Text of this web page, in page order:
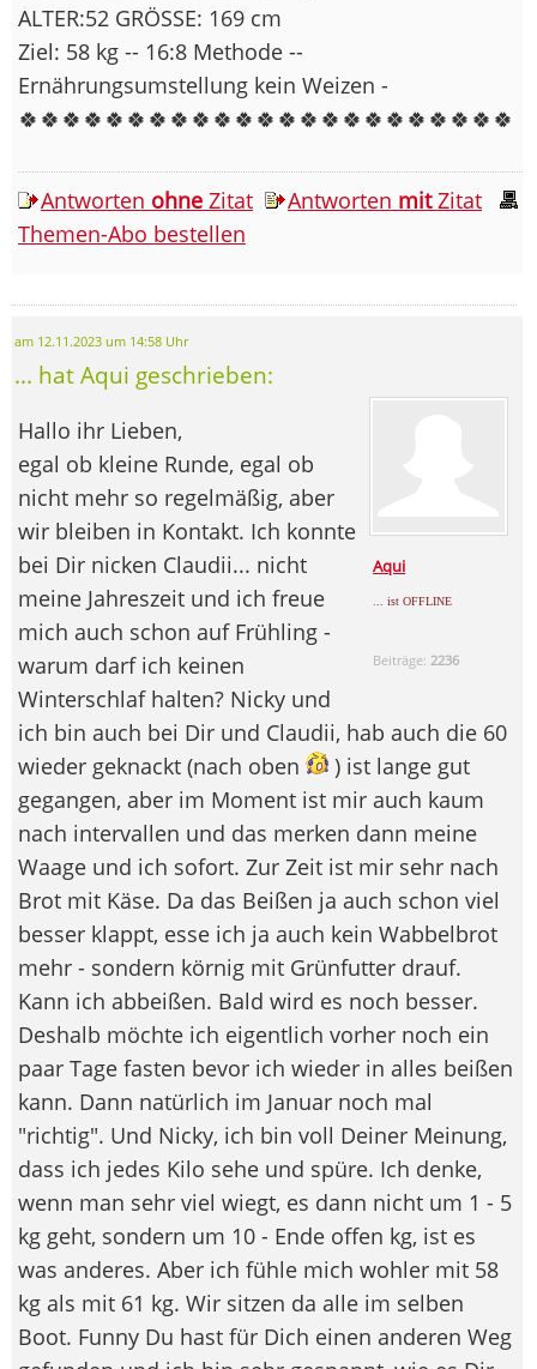
ALTER:52 GRÖSSE: 169 cm
Ziel: 58 kg -- 16:8 Methode --
Ernährungsumstellung kein Weizen -
🍀🍀🍀🍀🍀🍀🍀🍀🍀🍀🍀🍀🍀🍀🍀🍀🍀🍀🍀🍀🍀🍀🍀
Antworten ohne Zitat Antworten mitZitat
Themen-Abo bestellen
am 12.11.2023 um 14:58 Uhr
... hat Aqui geschrieben:
Aqui
... ist OFFLINE
Beiträge: 2236
Hallo ihr Lieben,
egal ob kleine Runde, egal ob
nicht mehr so regelmäßig, aber
wir bleiben in Kontakt. Ich konnte
bei Dir nicken Claudii... nicht
meine Jahreszeit und ich freue
mich auch schon auf Frühling -
warum darf ich keinen
Winterschlaf halten? Nicky und
ich bin auch bei Dir und Claudii, hab auch die 60
wieder geknackt (nach oben
) ist lange gut
gegangen, aber im Moment ist mir auch kaum
nach intervallen und das merken dann meine
Waage und ich sofort. Zur Zeit ist mir sehr nach
Brot mit Käse. Da das Beißen ja auch schon viel
besser klappt, esse ich ja auch kein Wabbelbrot
mehr - sondern körnig mit Grünfutter drauf.
Kann ich abbeißen. Bald wird es noch besser.
Deshalb möchte ich eigentlich vorher noch ein
paar Tage fasten bevor ich wieder in alles beißen
kann. Dann natürlich im Januar noch mal
"richtig". Und Nicky, ich bin voll Deiner Meinung,
dass ich jedes Kilo sehe und spüre. Ich denke,
wenn man sehr viel wiegt, es dann nicht um 1 - 5
kg geht, sondern um 10 - Ende offen kg, ist es
was anderes. Aber ich fühle mich wohler mit 58
kg als mit 61 kg. Wir sitzen da alle im selben
Boot. Funny Du hast für Dich einen anderen Weg